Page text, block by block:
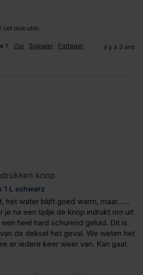
cet avis utile.
? Oui Signaler Partager il y a 3 ans
knop.
1 L schwarz
het water blijft goed warm, maar……
je na een tijdje de knop indrukt om uit
heel hard schurend geluid. Dit is
de deksel het geval. We weten het
er iedere keer weer van. Kan gaat